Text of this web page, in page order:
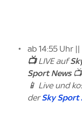
ab 14:55 Uhr ||
📺LIVE auf
Sport News📺
📱 Live und
derSky Sport